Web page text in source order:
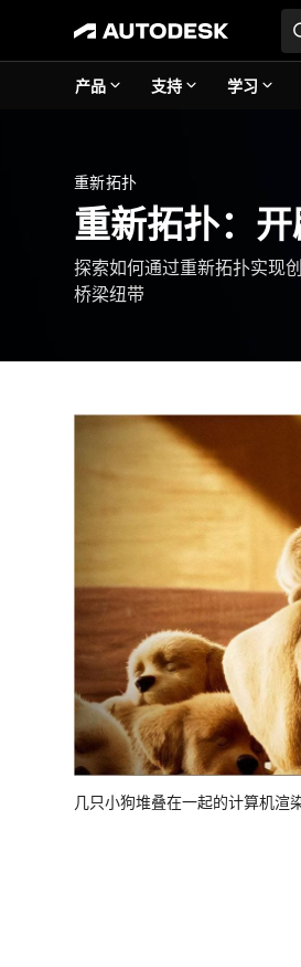
产品 支持 学习
重新拓扑
重新拓扑：
探索如何通过重新拓扑实现
桥梁纽带
几只小狗堆叠在一起的计算机